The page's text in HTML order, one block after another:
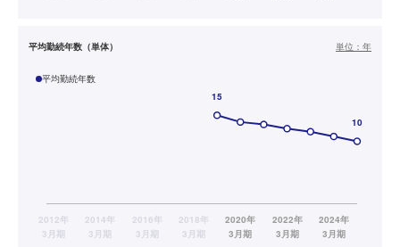
平均勤続年数（単体） 単位： 年
平均勤続年数